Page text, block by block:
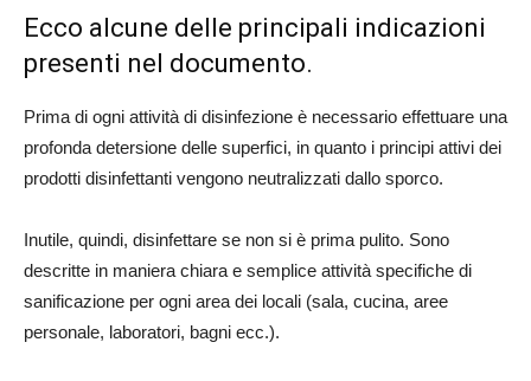
Ecco alcune delle principali indicazioni
presenti nel documento.
Prima di ogni attività di disinfezione è necessario effettuare una
profonda detersione delle superfici, in quanto i principi attivi dei
prodotti disinfettanti vengono neutralizzati dallo sporco.
Inutile, quindi, disinfettare se non si è prima pulito. Sono
descritte in maniera chiara e semplice attività specifiche di
sanificazione per ogni area dei locali (sala, cucina, aree
personale, laboratori, bagni ecc.).